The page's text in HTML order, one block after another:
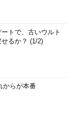
トで、古いウルト
るか？ (1/2)
からが本番